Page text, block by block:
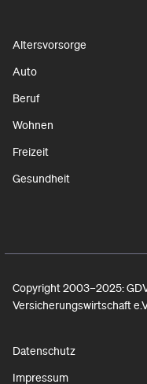
Altersvorsorge
Auto
Beruf
Wohnen
Freizeit
Gesundheit
Copyright 2003–2025:
Versicherungswirtschaft
Datenschutz
Impressum